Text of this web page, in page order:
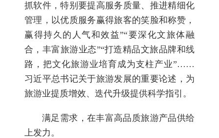
抓软件，特别要提高服务质量、推进精细化
管理，以优质服务赢得旅客的笑脸和称赞，
赢得持久的人气和效益”“要深化文旅体融
合，丰富旅游业态”“打造精品文旅品牌和线
路，把文化旅游业培育成为支柱产业”……
习近平总书记关于旅游发展的重要论述，为
旅游业提质增效、迭代升级提供科学指引。
满足需求，在丰富高品质旅游产品供给
上发力。